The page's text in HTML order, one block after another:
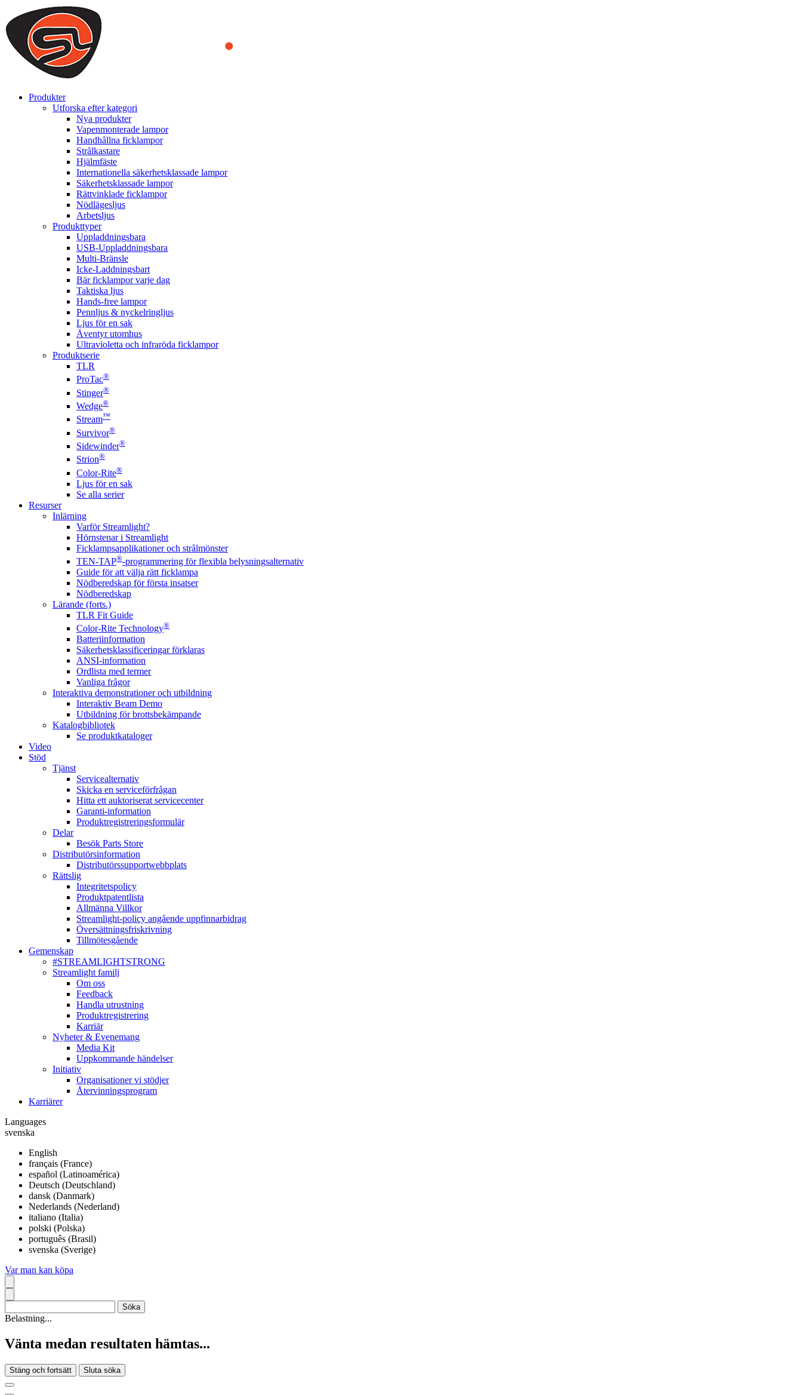
We use cookies to ensure that we provide you the best experience on our website. By continuing to browse this website, you accept that cookies are used to help us analyze how the website is used and to offer
you a better experience. To learn more or to find out how you can disable cookies, you can access our
ACCEPT AND CLOSE
Produkter
Utforska efter kategori
Nya produkter
Vapenmonterade lampor
Handhållna ficklampor
Strålkastare
Hjälmfäste
Internationella säkerhetsklassade lampor
Säkerhetsklassade lampor
Rättvinklade ficklampor
Nödlägesljus
Arbetsljus
Produkttyper
Uppladdningsbara
USB-Uppladdningsbara
Multi-Bränsle
Icke-Laddningsbart
Bär ficklampor varje dag
Taktiska ljus
Hands-free lampor
Pennljus & nyckelringljus
Ljus för en sak
Äventyr utomhus
Ultravioletta och infraröda ficklampor
Produktserie
TLR
ProTac®
Stinger®
Wedge®
Stream™
Survivor®
Sidewinder®
Strion®
Color-Rite®
Ljus för en sak
Se alla serier
Resurser
Inlärning
Varför Streamlight?
Hörnstenar i Streamlight
Ficklampsapplikationer och strålmönster
TEN-TAP®-programmering för flexibla belysningsalternativ
Guide för att välja rätt ficklampa
Nödberedskap för första insatser
Nödberedskap
Lärande (forts.)
TLR Fit Guide
Color-Rite Technology®
Batteriinformation
Säkerhetsklassificeringar förklaras
ANSI-information
Ordlista med termer
Vanliga frågor
Interaktiva demonstrationer och utbildning
Interaktiv Beam Demo
Utbildning för brottsbekämpande
Katalogbibliotek
Se produktkataloger
Video
Stöd
Tjänst
Servicealternativ
Skicka en serviceförfrågan
Hitta ett auktoriserat servicecenter
Garanti-information
Produktregistreringsformulär
Delar
Besök Parts Store
Distributörsinformation
Distributörssupportwebbplats
Rättslig
Integritetspolicy
Produktpatentlista
Allmänna Villkor
Streamlight-policy angående uppfinnarbidrag
Översättningsfriskrivning
Tillmötesgående
Gemenskap
#STREAMLIGHTSTRONG
Streamlight familj
Om oss
Feedback
Handla utrustning
Produktregistrering
Karriär
Nyheter & Evenemang
Media Kit
Uppkommande händelser
Initiativ
Organisationer vi stödjer
Återvinningsprogram
Karriärer
Languages
svenska
English
français (France)
español (Latinoamérica)
Deutsch (Deutschland)
dansk (Danmark)
Nederlands (Nederland)
italiano (Italia)
polski (Polska)
português (Brasil)
svenska (Sverige)
Var man kan köpa
Belastning...
Vänta medan resultaten hämtas...
Stäng och fortsätt Sluta söka